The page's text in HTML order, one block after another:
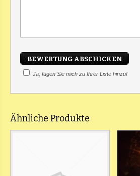
Ja, fügen Sie mich zu Ihrer Liste hinzu!
Ähnliche Produkte